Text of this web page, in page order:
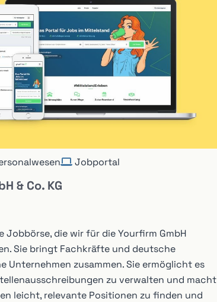
Jobportal
& Co. KG
Jobbörse, die wir für die Yourfirm GmbH
Sie bringt Fachkräfte und deutsche
Unternehmen zusammen. Sie ermöglicht es
zu verwalten und macht
leicht, relevante Positionen zu finden und